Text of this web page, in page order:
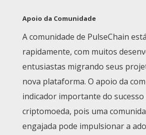
Apoio da Comunidade
A comunidade de PulseChain
rapidamente, com muitos
entusiastas migrando seus
nova plataforma. O apoio da
indicador importante do sucesso
criptomoeda, pois uma
engajada pode impulsionar a